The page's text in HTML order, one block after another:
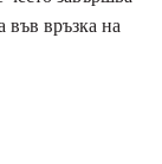
във връзка на